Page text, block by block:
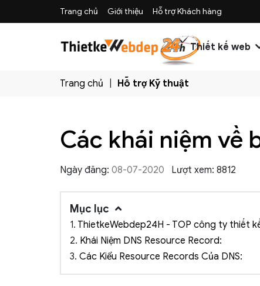
Trang chủ Giới thiệu Hỗ trợ Khách hàng
Thiết kế web
Trang chủ Hỗ trợ Kỹ thuật
Các khái niệm về
Ngày đăng: 08-07-2020 Lượt xem: 8812
Mục lục
1. ThietkeWebdep24H - TOP công ty thiết
2. Khái Niệm DNS Resource Record:
3. Các Kiểu Resource Records Của DNS: